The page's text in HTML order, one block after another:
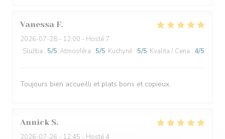
Vanessa F
2026-07-28 - 12:00 - Hosté 7
Služba : 5/5 Atmosféra : 5/5 Kuchyně : 5/5 Kvalita / Cena : 4/5
Toujours bien accueilli et plats bons et copieux.
Annick S
2026-07-26 - 12:45 - Hosté 4